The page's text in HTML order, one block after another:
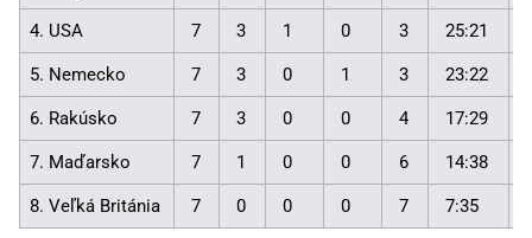
4. USA 7 3 1 0 3 25:21
5. Nemecko 7 3 0 1 3 23:22
6. Rakúsko 7 3 0 0 4 17:29
7. Maďarsko 7 1 0 0 6 14:38
8. Veľká Británia 7 0 0 0 7 7:35